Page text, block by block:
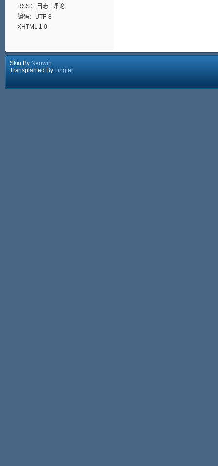
RSS：
日志| 评论
编码：UTF-8
XHTML 1.0
Skin By Neowin
Transplanted By Lingter